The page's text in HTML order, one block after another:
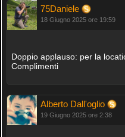
75Daniele
18 Giugno 2025 ore 19:59
Doppio applauso: per la
Complimenti
Alberto Dall'oglio
19 Giugno 2025 ore 2:38